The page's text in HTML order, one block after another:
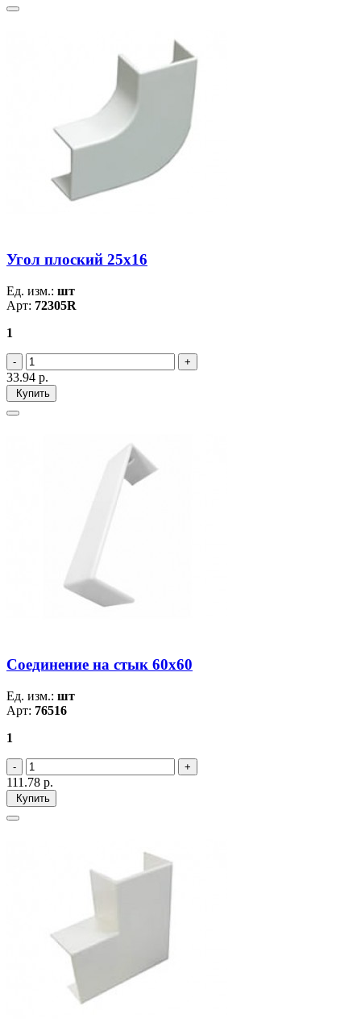
Угол плоский 25х16
Ед. изм.: шт
Арт: 72305R
1
33.94 р.
Купить
Соединение на стык 60х60
Ед. изм.: шт
Арт: 76516
1
111.78 р.
Купить